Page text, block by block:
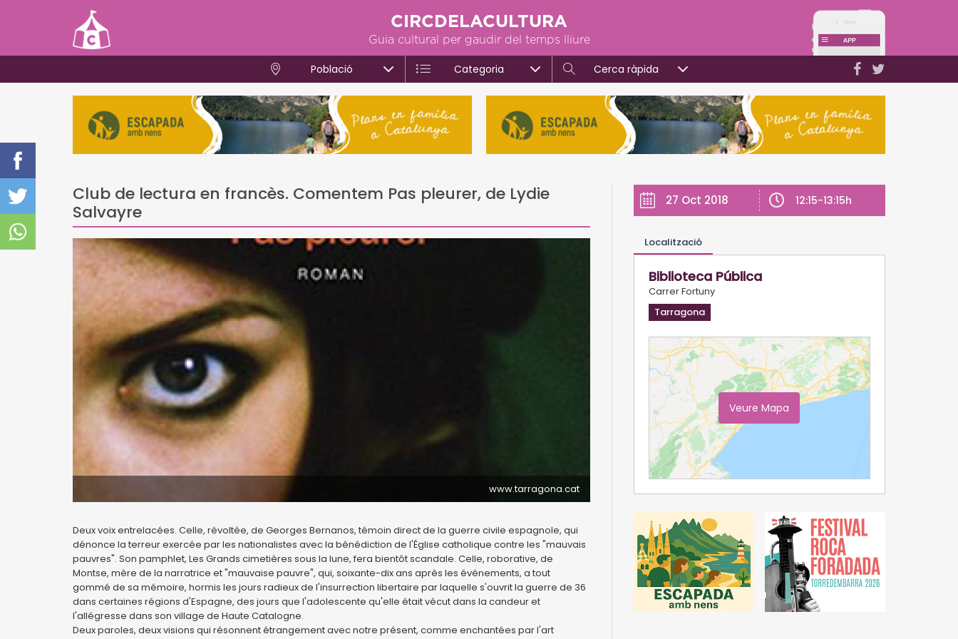
CIRCDELACULTURA
Guia cultural per gaudir del temps lliure
Població Categoria Cerca ràpida
Club de lectura en francès. Comentem Pas pleurer, de Lydie
Salvayre
www.tarragona.cat
Deux voix entrelacées. Celle, révoltée, de Georges Bernanos, témoin direct de la guerre civile espagnole, qui
dénonce la terreur exercée par les nationalistes avec la bénédiction de l'Église catholique contre les "mauvais
pauvres". Son pamphlet, Les Grands cimetières sous la lune, fera bientôt scandale. Celle, roborative, de
Montse, mère de la narratrice et "mauvaise pauvre", qui, soixante-dix ans après les événements, a tout
gommé de sa mémoire, hormis les jours radieux de l'insurrection libertaire par laquelle s'ouvrit la guerre de 36
dans certaines régions d'Espagne, des jours que l'adolescente qu'elle était vécut dans la candeur et
l'allégresse dans son village de Haute Catalogne.
Deux paroles, deux visions qui résonnent étrangement avec notre présent, comme enchantées par l'art
27 Oct 2018 12:15-13:15h
Localització
Biblioteca Pública
Carrer Fortuny
Tarragona
Veure Mapa